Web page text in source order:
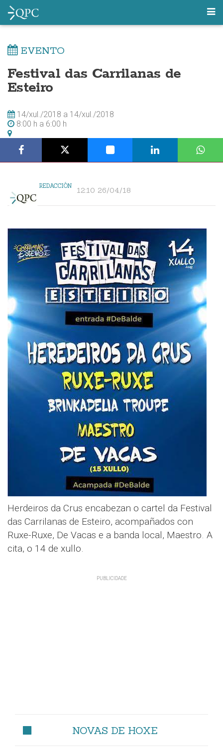
EVENTO
Festival das Carrilanas de
Esteiro
14/xul./2018 a 14/xul./2018
8:00 h a 6:00 h
REDACCIÓN 12:10 26/04/18
Herdeiros da Crus encabezan o cartel da Festival
das Carrilanas de Esteiro, acompañados con
Ruxe-Ruxe, De Vacas e a banda local, Maestro. A
cita, o 14 de xullo.
NOVAS DE HOXE